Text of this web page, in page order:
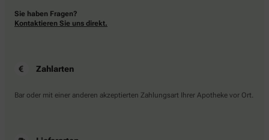
Sie haben Fragen?
Kontaktieren Sie uns direkt.
Zahlarten
Bar oder mit einer anderen akzeptierten Zahlungsart Ihrer Apotheke vor Ort.